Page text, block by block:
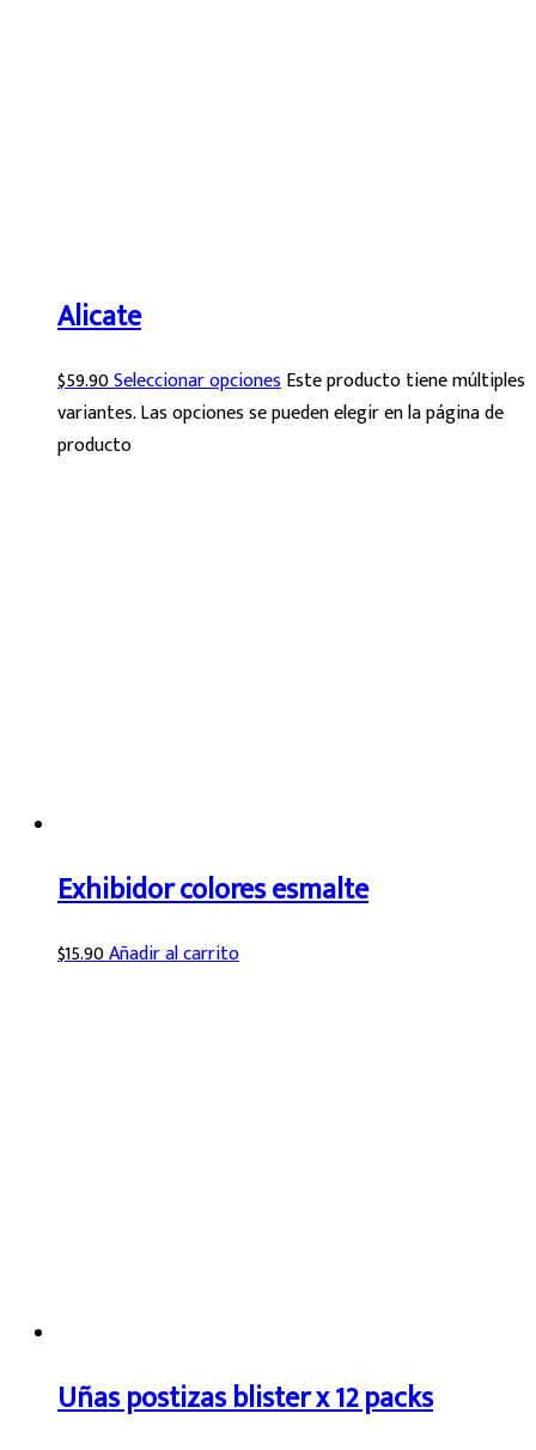
Alicate
$59.90Seleccionar opcionesEste producto tiene múltiples
variantes. Las opciones se pueden elegir en la página de
producto
Exhibidor colores esmalte
$15.90Añadir al carrito
Uñas postizas blister x 12 packs